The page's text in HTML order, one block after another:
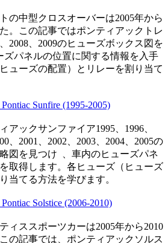
の中型クロスオーバーは2005年から
。この記事ではポンティアックトレ
2008、2009のヒューズボックス図を
ズパネルの位置に関する情報を入手
ューズの配置）とリレーを割り当て
Sunfire (1995-2005)
アックサンファイア1995、1996、
、2001、2002、2003、2004、2005の
図を見つけ 、車内のヒューズパネ
取得します。各ヒューズ（ヒューズ
当てる方法を学びます。
Solstice (2006-2010)
ィススポーツカーは2005年から2010
の記事では、ポンティアックソルス